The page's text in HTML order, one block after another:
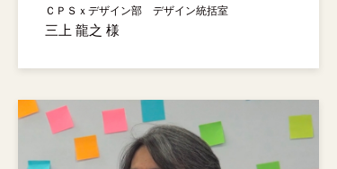
ＣＰＳｘデザイン部 デザイン統括室
三上 龍之 様